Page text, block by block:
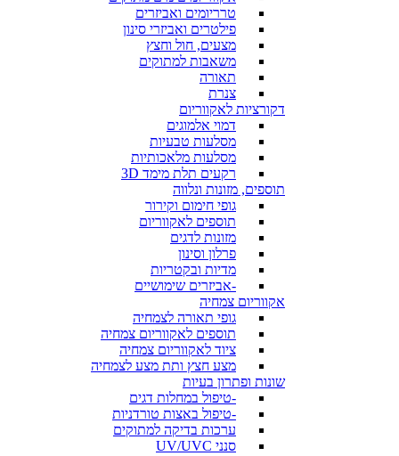
טרריומים ואביזרים
פילטרים ואביזרי סינון
מצעים, חול וחצץ
משאבות למתוקים
תאורה
צנרת
דקורציות לאקווריום
דמוי אלמוגים
מסלעות טבעיות
מסלעות מלאכותיות
רקעים תלת מימד 3D
תוספים, מזונות ונלווה
גופי חימום וקירור
תוספים לאקווריום
מזונות לדגים
פרלון וסינון
מדיות ובקטריות
-אביזרים שימושיים
אקווריום צמחיה
גופי תאורה לצמחיה
תוספים לאקווריום צמחיה
ציוד לאקווריום צמחיה
מצע חצץ ותת מצע לצמחיה
שונות ופתרון בעיות
-טיפול במחלות דגים
-טיפול באצות טורדניות
ערכות בדיקה למתוקים
סנני UV/UVC